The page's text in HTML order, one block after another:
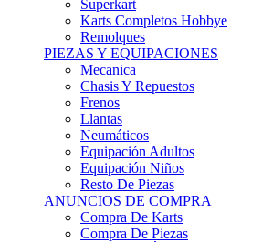
Remolques
PIEZAS Y EQUIPACIONES
Mecanica
Chasis Y Repuestos
Frenos
Llantas
Neumáticos
Equipación Adultos
Equipación Niños
Resto De Piezas
ANUNCIOS DE COMPRA
Compra De Karts
Compra De Piezas
BARQUETAS, FÓRMULAS Y CM